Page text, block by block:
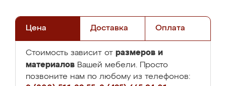
Цена Доставка Оплата
Стоимость зависит от размеров и
материалов Вашей мебели. Просто
позвоните нам по любому из телефонов: